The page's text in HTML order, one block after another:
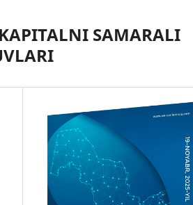
SAMARALI